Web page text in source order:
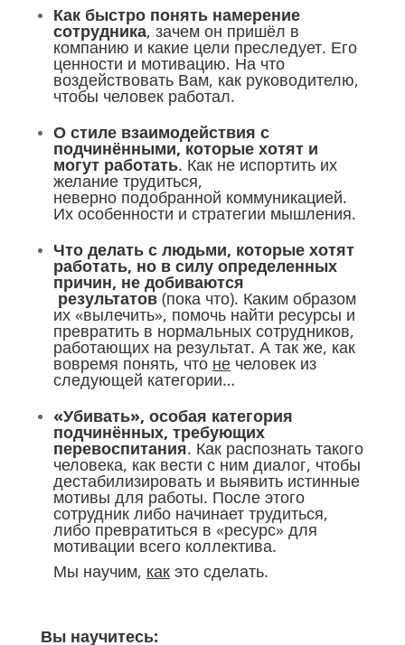
Как быстро понять намерение
сотрудника, зачем он пришёл в
компанию и какие цели преследует. Его
ценности и мотивацию. На что
воздействовать Вам, как руководителю,
чтобы человек работал.
О стиле взаимодействия с
подчинёнными, которые хотят и
могут работать. Как не испортить их
желание трудиться,
неверно подобранной коммуникацией.
Их особенности и стратегии мышления.
Что делать с людьми, которые хотят
работать, но в силу определенных
причин, не добиваются
результатов(пока что). Каким образом
их «вылечить», помочь найти ресурсы и
превратить в нормальных сотрудников,
работающих на результат. А так же, как
вовремя понять, что нечеловек из
следующей категории…
«Убивать», особая категория
подчинённых, требующих
перевоспитания. Как распознать такого
человека, как вести с ним диалог, чтобы
дестабилизировать и выявить истинные
мотивы для работы. После этого
сотрудник либо начинает трудиться,
либо превратиться в «ресурс» для
мотивации всего коллектива.
Мы научим, какэто сделать.
Вы научитесь: